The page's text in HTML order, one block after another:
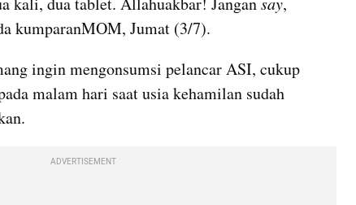
kumparanMOM, Jumat (3/7).
ingin mengonsumsi pelancar ASI, cukup
malam hari saat usia kehamilan sudah
ADVERTISEMENT